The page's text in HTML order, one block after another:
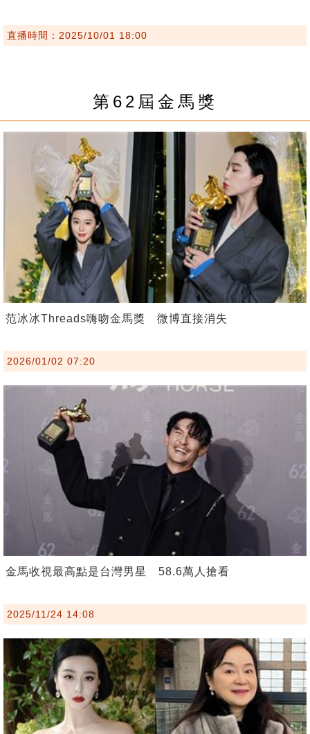
直播時間：2025/10/01 18:00
第62屆金馬獎
范冰冰Threads嗨吻金馬獎 微博直接消失
2026/01/02 07:20
金馬收視最高點是台灣男星 58.6萬人搶看
2025/11/24 14:08